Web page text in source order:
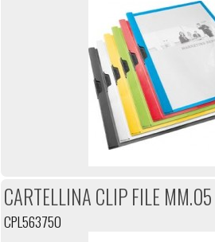
CARTELLINA CLIP FILE
CPL563750